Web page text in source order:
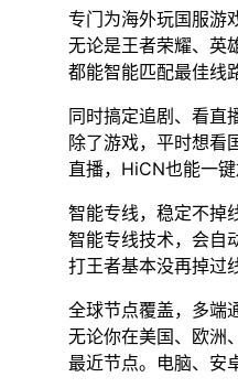
专门为海外玩国服游
无论是王者荣耀、英
都能智能匹配最佳线
同时搞定追剧、看直
除了游戏，平时想看
直播，HiCN也能一键
智能专线，稳定不掉
智能专线技术，会自
打王者基本没再掉过
全球节点覆盖，多端
无论你在美国、欧洲
最近节点。电脑、安